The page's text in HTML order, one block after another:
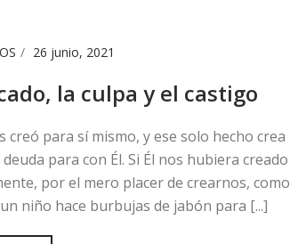
26 junio, 2021
la culpa y el castigo
creó para sí mismo, y ese solo hecho crea
para con Él. Si Él nos hubiera creado
por el mero placer de crearnos, como
niño hace burbujas de jabón para [...]